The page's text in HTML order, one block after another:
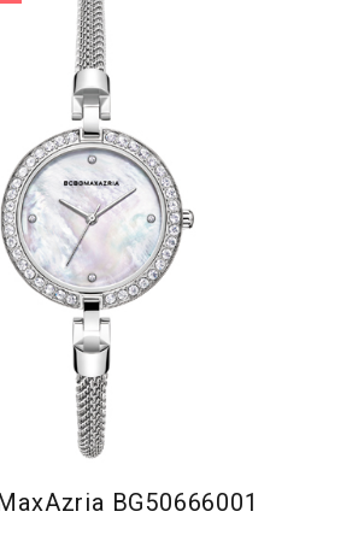
BG50666001